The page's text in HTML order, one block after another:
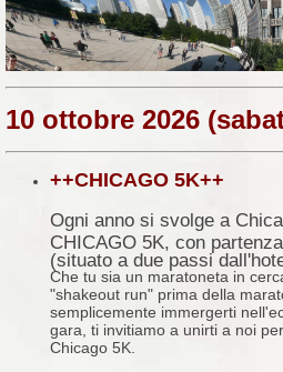
10 ottobre 2026
++CHICAGO 5K++
Ogni anno si svolge a
CHICAGO 5K, con
(situato a due passi
Che tu sia un maratoneta in
"shakeout run" prima della
semplicemente immergerti
gara, ti invitiamo a unirti a noi
Chicago 5K.